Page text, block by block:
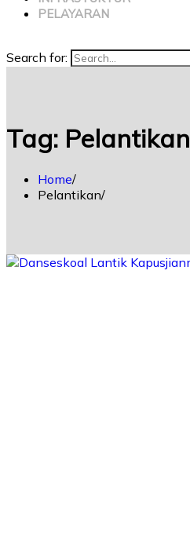
PELAYARAN
Search for:
Tag: Pelantikan
Home
Pelantikan